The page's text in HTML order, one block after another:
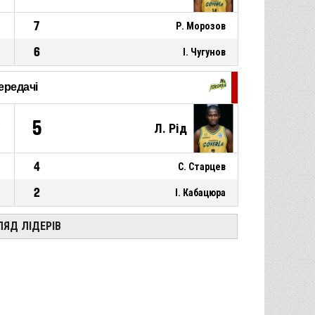
7 Р. Морозов
6 І. Чугунов
5 Л. Рід
4 С. Старцев
2 І. Кабацюра
ЛІДЕРІВ